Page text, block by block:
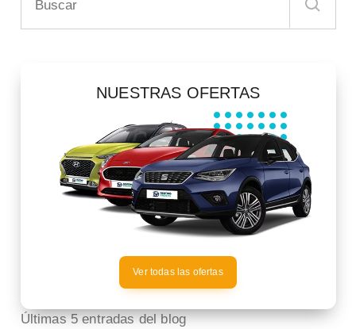
NUESTRAS OFERTAS
Ver todas las ofertas
Últimas 5 entradas del blog